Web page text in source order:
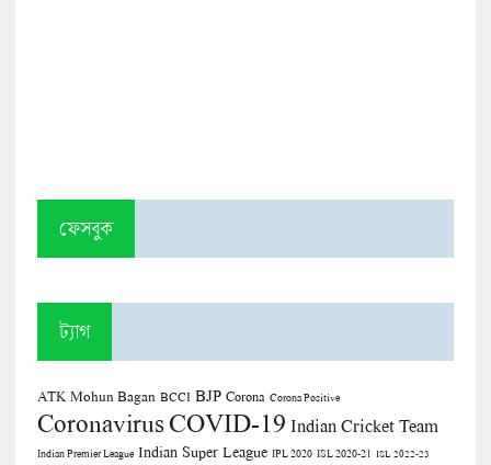
ফেসবুক
ট্যাগ
ATK Mohun Bagan BCCI BJP Corona Corona Positive
CoronavirusCOVID-19 Indian Cricket Team
Indian Premier League Indian Super League IPL 2020 ISL 2020-21 ISL 2022-23